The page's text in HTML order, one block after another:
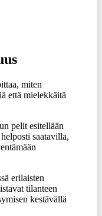
miten
että mielekkäitä
pelit esitellään
saatavilla,
erilaisten
tilanteen
kestävällä